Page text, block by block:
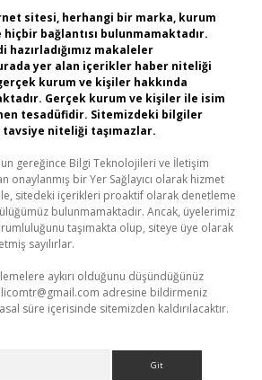
sitesi, herhangi bir marka, kurum
bağlantısı bulunmamaktadır.
hazırladığımız makaleler
yer alan içerikler haber niteliği
kurum ve kişiler hakkında
Gerçek kurum ve kişiler ile isim
tesadüfidir. Sitemizdeki bilgiler
niteliği taşımazlar.
gereğince Bilgi Teknolojileri ve İletişim
onaylanmış bir Yer Sağlayıcı olarak hizmet
sitedeki içerikleri proaktif olarak denetleme
bulunmamaktadır. Ancak, üyelerimiz
taşımakta olup, siteye üye olarak
sayılırlar.
aykırı olduğunu düşündüğünüz
adresine bildirmeniz
süre içerisinde sitemizden kaldırılacaktır.